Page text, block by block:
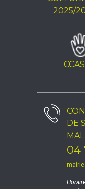
2025/
CCAS
DE
04